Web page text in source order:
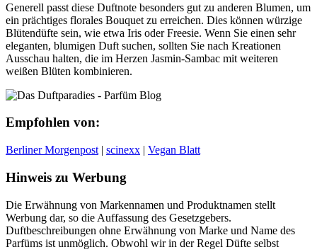
Generell passt diese Duftnote besonders gut zu anderen Blumen, um
ein prächtiges florales Bouquet zu erreichen. Dies können würzige
Blütendüfte sein, wie etwa Iris oder Freesie. Wenn Sie einen sehr
eleganten, blumigen Duft suchen, sollten Sie nach Kreationen
Ausschau halten, die im Herzen Jasmin-Sambac mit weiteren
weißen Blüten kombinieren.
Empfohlen von:
Berliner Morgenpost | scinexx | Vegan Blatt
Hinweis zu Werbung
Die Erwähnung von Markennamen und Produktnamen stellt
Werbung dar, so die Auffassung des Gesetzgebers.
Duftbeschreibungen ohne Erwähnung von Marke und Name des
Parfüms ist unmöglich. Obwohl wir in der Regel Düfte selbst